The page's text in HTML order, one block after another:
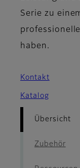
Serie zu
haben.
Kontakt
Katalog
Übersicht
Zubehör